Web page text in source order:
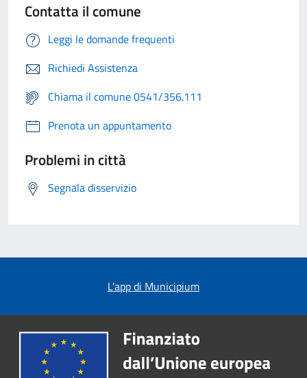
Contatta il comune
Leggi le domande frequenti
Richiedi Assistenza
Chiama il comune 0541/356.111
Prenota un appuntamento
Problemi in città
Segnala disservizio
L'app di Municipium